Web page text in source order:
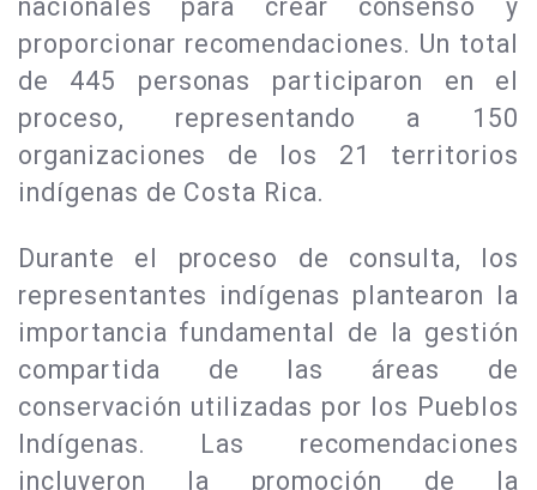
nacionales para crear consenso y
proporcionar recomendaciones. Un total
de 445 personas participaron en el
proceso, representando a 150
organizaciones de los 21 territorios
indígenas de Costa Rica.
Durante el proceso de consulta, los
representantes indígenas plantearon la
importancia fundamental de la gestión
compartida de las áreas de
conservación utilizadas por los Pueblos
Indígenas. Las recomendaciones
incluyeron la promoción de la